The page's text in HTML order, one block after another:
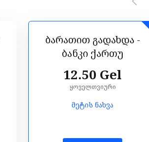
ბარათით გადახდა -
ბანკი ქართუ
12.50 Gel
ყოველთვიური
მეტის ნახვა